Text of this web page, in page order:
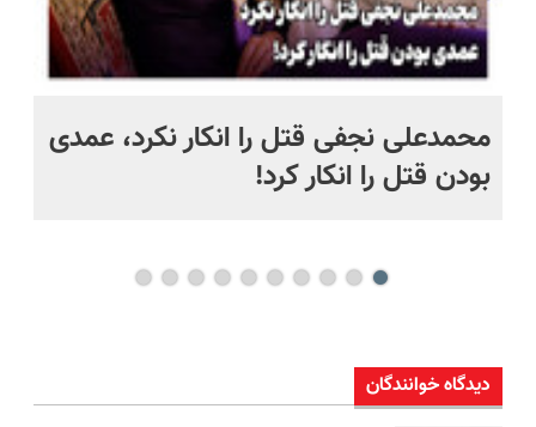
محمدعلی نجفی قتل را انکار نکرد، عمدی
بودن قتل را انکار کرد!
دیدگاه خوانندگان